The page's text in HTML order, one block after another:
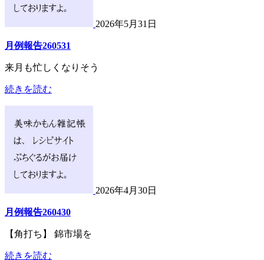
2026年5月31日
月例報告260531
来月も忙しくなりそう
続きを読む
2026年4月30日
月例報告260430
【角打ち】 錦市場を
続きを読む